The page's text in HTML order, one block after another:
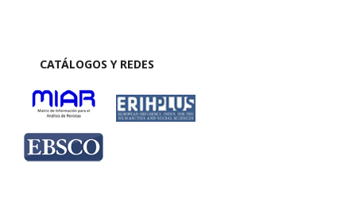
CATÁLOGOS Y REDES